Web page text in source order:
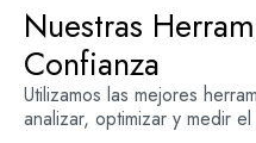
Nuestras
Confianza
Utilizamos las mejores
analizar, optimizar y medir